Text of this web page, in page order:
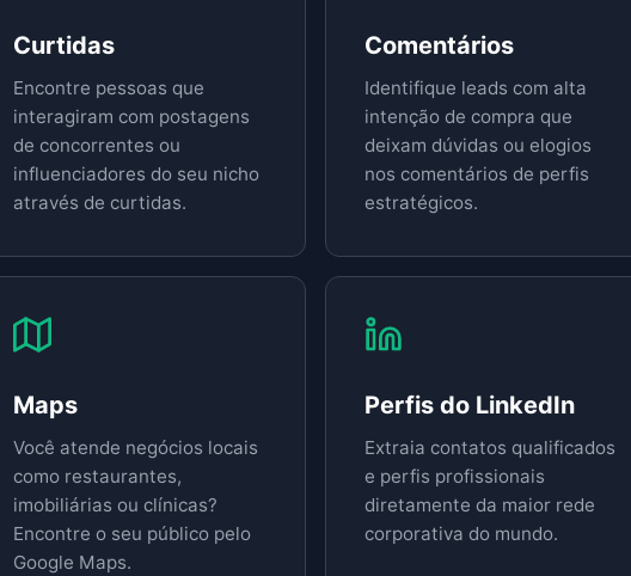
Curtidas
Encontre pessoas que
interagiram com postagens
de concorrentes ou
influenciadores do seu nicho
através de curtidas.
Comentários
Identifique leads com alta
intenção de compra que
deixam dúvidas ou elogios
nos comentários de perfis
estratégicos.
Maps
Você atende negócios locais
como restaurantes,
imobiliárias ou clínicas?
Encontre o seu público pelo
Google Maps.
Perfis do LinkedIn
Extraia contatos qualificados
e perfis profissionais
diretamente da maior rede
corporativa do mundo.